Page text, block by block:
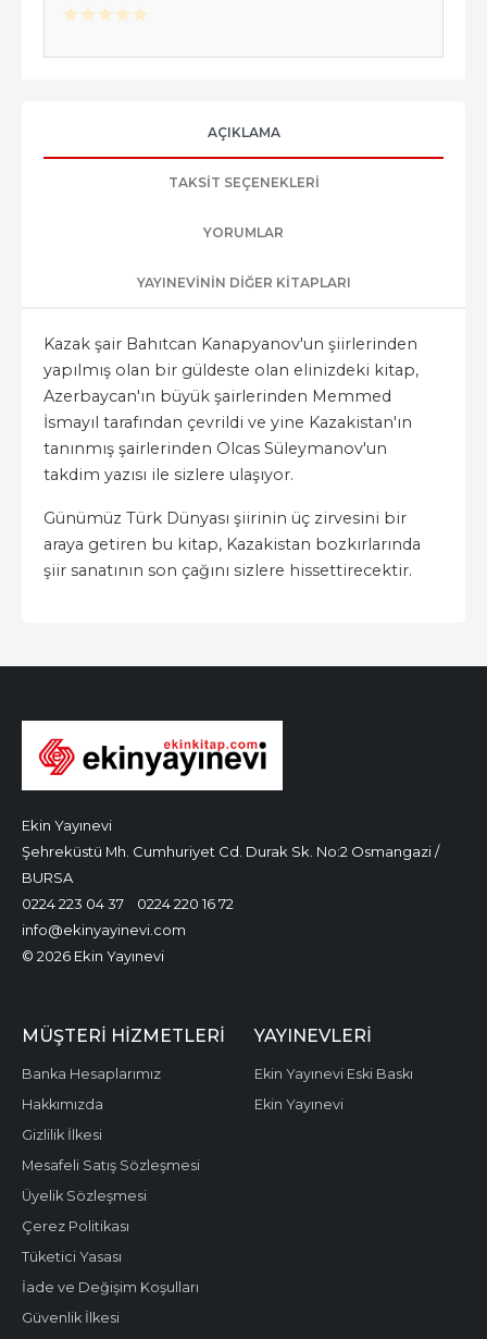
AÇIKLAMA
TAKSIT SEÇENEKLERI
YORUMLAR
YAYINEVININ DIĞER KITAPLARI
Kazak şair Bahıtcan Kanapyanov'un şiirlerinden
yapılmış olan bir güldeste olan elinizdeki kitap,
Azerbaycan'ın büyük şairlerinden Memmed
İsmayıl tarafından çevrildi ve yine Kazakistan'ın
tanınmış şairlerinden Olcas Süleymanov'un
takdim yazısı ile sizlere ulaşıyor.
Günümüz Türk Dünyası şiirinin üç zirvesini bir
araya getiren bu kitap, Kazakistan bozkırlarında
şiir sanatının son çağını sizlere hissettirecektir.
Ekin Yayınevi
Şehreküstü Mh. Cumhuriyet Cd. Durak Sk. No:2 Osmangazi /
BURSA
0224 223 04 37
0224 220 16 72
info@ekinyayinevi.com
© 2026 Ekin Yayınevi
MÜŞTERI HIZMETLERI
Banka Hesaplarımız
Hakkımızda
Gizlilik İlkesi
Mesafeli Satış Sözleşmesi
Üyelik Sözleşmesi
Çerez Politikası
Tüketici Yasası
İade ve Değişim Koşulları
Güvenlik İlkesi
YAYINEVLERI
Ekin Yayınevi Eski Baskı
Ekin Yayınevi